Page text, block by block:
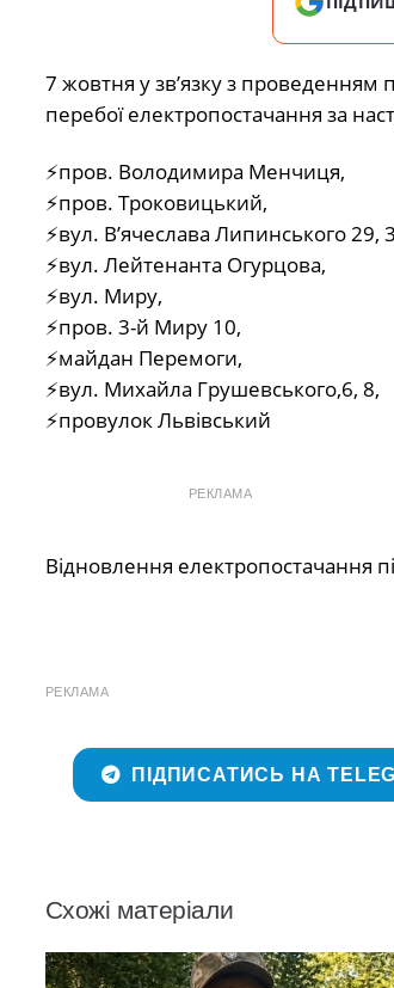
7 жовтня у зв’язку з
перебої електропостачання за
⚡пров. Володимира Менчиця,
⚡пров. Троковицький,
⚡вул. В’ячеслава Липинського 29,
⚡вул. Лейтенанта Огурцова,
⚡вул. Миру,
⚡пров. 3-й Миру 10,
⚡майдан Перемоги,
⚡вул. Михайла Грушевського,6, 8,
⚡провулок Львівський
РЕКЛАМА
Відновлення електропостачання
РЕКЛАМА
ПІДПИСАТИСЬ НА
Схожі матеріали